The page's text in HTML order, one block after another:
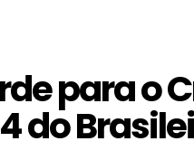
para o
do